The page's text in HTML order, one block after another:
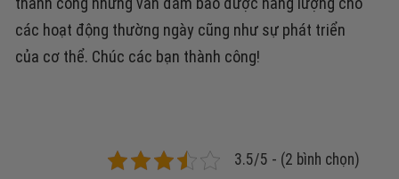
các hoạt động thường ngày cũng như sự phát triển
của cơ thể. Chúc các bạn thành công!
3.5/5 - (2 bình chọn)